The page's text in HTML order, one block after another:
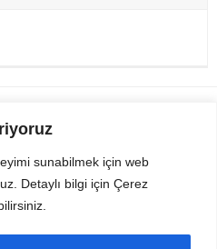
sunabilmek için web
Detaylı bilgi için Çerez
Uygulama, Android Oyun, Apk
cep telefonlarınızda kullanabilirsiniz.